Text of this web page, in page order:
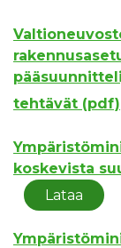
tehtävät (pdf)
koskevista
Lataa